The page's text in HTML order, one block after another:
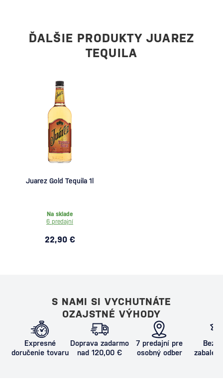
ĎALŠIE PRODUKTY JUAREZ
TEQUILA
Juarez Gold Tequila 1l
Na sklade
6 predajní
22,90 €
S NAMI SI VYCHUTNÁTE
OZAJSTNÉ VÝHODY
Expresné
doručenie tovaru
Doprava zadarmo
nad 120,00 €
7 predajní pre
osobný odber